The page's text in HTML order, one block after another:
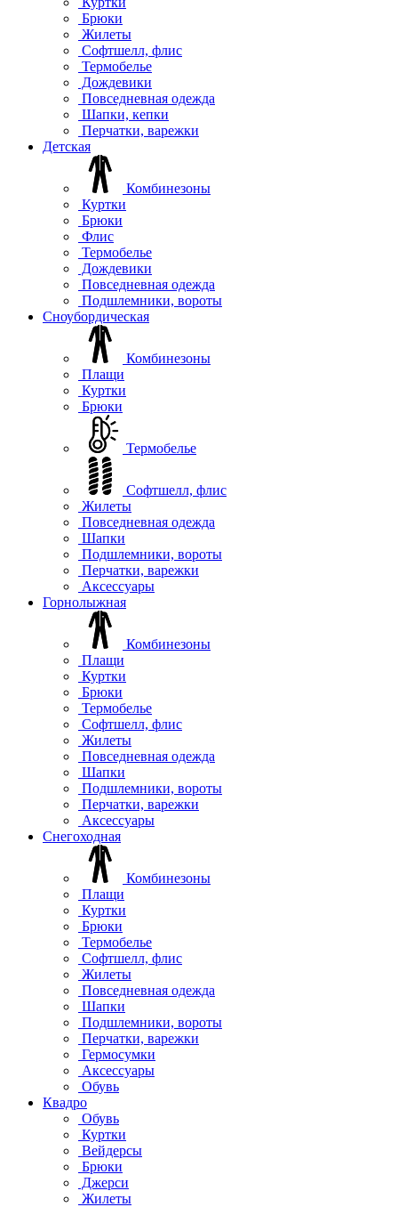
Брюки
Жилеты
Софтшелл, флис
Термобелье
Дождевики
Повседневная одежда
Шапки, кепки
Перчатки, варежки
Детская
Комбинезоны
Куртки
Брюки
Флис
Термобелье
Дождевики
Повседневная одежда
Подшлемники, вороты
Сноубордическая
Комбинезоны
Плащи
Куртки
Брюки
Термобелье
Софтшелл, флис
Жилеты
Повседневная одежда
Шапки
Подшлемники, вороты
Перчатки, варежки
Аксессуары
Горнолыжная
Комбинезоны
Плащи
Куртки
Брюки
Термобелье
Софтшелл, флис
Жилеты
Повседневная одежда
Шапки
Подшлемники, вороты
Перчатки, варежки
Аксессуары
Снегоходная
Комбинезоны
Плащи
Куртки
Брюки
Термобелье
Софтшелл, флис
Жилеты
Повседневная одежда
Шапки
Подшлемники, вороты
Перчатки, варежки
Гермосумки
Аксессуары
Обувь
Квадро
Обувь
Куртки
Вейдерсы
Брюки
Джерси
Жилеты